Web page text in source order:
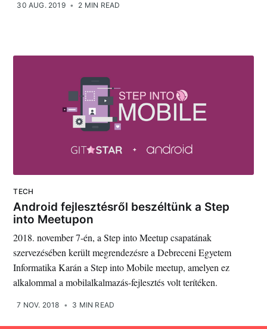
30 AUG. 2019 • 2 MIN READ
TECH
Android fejlesztésről beszéltünk a Step
into Meetupon
2018. november 7-én, a Step into Meetup csapatának
szervezésében került megrendezésre a Debreceni Egyetem
Informatika Karán a Step into Mobile meetup, amelyen ez
alkalommal a mobilalkalmazás-fejlesztés volt terítéken.
7 NOV. 2018 • 3 MIN READ